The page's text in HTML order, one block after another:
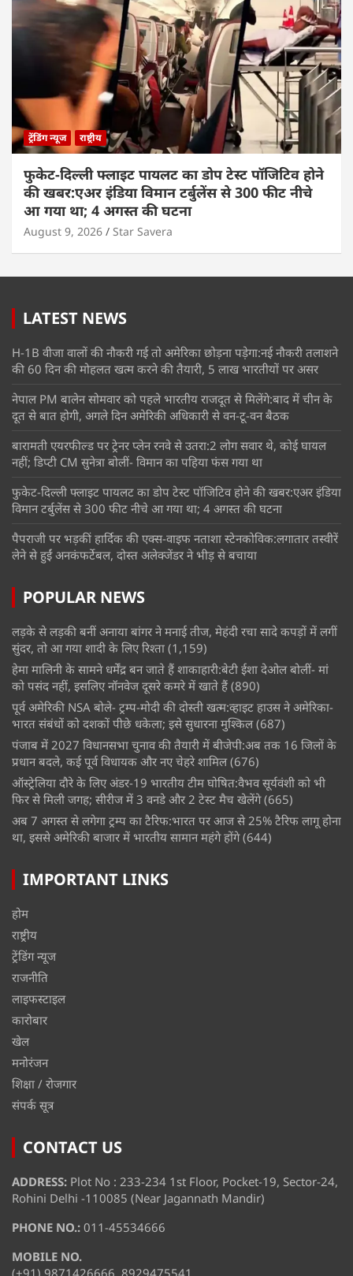
ट्रेंडिंग न्यूज राष्ट्रीय
फुकेट-दिल्ली फ्लाइट पायलट का डोप टेस्ट पॉजिटिव होने
की खबर:एअर इंडिया विमान टर्बुलेंस से 300 फीट नीचे
आ गया था; 4 अगस्त की घटना
August 9, 2026 Star Savera
LATEST NEWS
H-1B वीजा वालों की नौकरी गई तो अमेरिका छोड़ना पड़ेगा:नई नौकरी तलाशने
की 60 दिन की मोहलत खत्म करने की तैयारी, 5 लाख भारतीयों पर असर
नेपाल PM बालेन सोमवार को पहले भारतीय राजदूत से मिलेंगे:बाद में चीन के
दूत से बात होगी, अगले दिन अमेरिकी अधिकारी से वन-टू-वन बैठक
बारामती एयरफील्ड पर ट्रेनर प्लेन रनवे से उतरा:2 लोग सवार थे, कोई घायल
नहीं; डिप्टी CM सुनेत्रा बोलीं- विमान का पहिया फंस गया था
फुकेट-दिल्ली फ्लाइट पायलट का डोप टेस्ट पॉजिटिव होने की खबर:एअर इंडिया
विमान टर्बुलेंस से 300 फीट नीचे आ गया था; 4 अगस्त की घटना
पैपराजी पर भड़कीं हार्दिक की एक्स-वाइफ नताशा स्टेनकोविक:लगातार तस्वीरें
लेने से हुईं अनकंफर्टेबल, दोस्त अलेक्जेंडर ने भीड़ से बचाया
POPULAR NEWS
लड़के से लड़की बनीं अनाया बांगर ने मनाई तीज, मेहंदी रचा सादे कपड़ों में लगीं
सुंदर, तो आ गया शादी के लिए रिश्ता (1,159)
हेमा मालिनी के सामने धर्मेंद्र बन जाते हैं शाकाहारी:बेटी ईशा देओल बोलीं- मां
को पसंद नहीं, इसलिए नॉनवेज दूसरे कमरे में खाते हैं (890)
पूर्व अमेरिकी NSA बोले- ट्रम्प-मोदी की दोस्ती खत्म:व्हाइट हाउस ने अमेरिका-
भारत संबंधों को दशकों पीछे धकेला; इसे सुधारना मुश्किल (687)
पंजाब में 2027 विधानसभा चुनाव की तैयारी में बीजेपी:अब तक 16 जिलों के
प्रधान बदले, कई पूर्व विधायक और नए चेहरे शामिल (676)
ऑस्ट्रेलिया दौरे के लिए अंडर-19 भारतीय टीम घोषित:वैभव सूर्यवंशी को भी
फिर से मिली जगह; सीरीज में 3 वनडे और 2 टेस्ट मैच खेलेंगे (665)
अब 7 अगस्त से लगेगा ट्रम्प का टैरिफ:भारत पर आज से 25% टैरिफ लागू होना
था, इससे अमेरिकी बाजार में भारतीय सामान महंगे होंगे (644)
IMPORTANT LINKS
होम
राष्ट्रीय
ट्रेंडिंग न्यूज
राजनीति
लाइफस्टाइल
कारोबार
खेल
मनोरंजन
शिक्षा / रोजगार
संपर्क सूत्र
CONTACT US
ADDRESS: Plot No : 233-234 1st Floor, Pocket-19, Sector-24,
Rohini Delhi -110085 (Near Jagannath Mandir)
PHONE NO.: 011-45534666
MOBILE NO.